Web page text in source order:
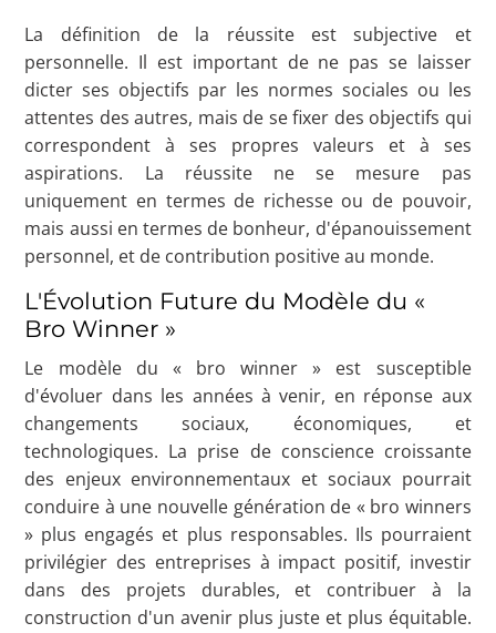
La définition de la réussite est subjective et
personnelle. Il est important de ne pas se laisser
dicter ses objectifs par les normes sociales ou les
attentes des autres, mais de se fixer des objectifs qui
correspondent à ses propres valeurs et à ses
aspirations. La réussite ne se mesure pas
uniquement en termes de richesse ou de pouvoir,
mais aussi en termes de bonheur, d'épanouissement
personnel, et de contribution positive au monde.
L'Évolution Future du Modèle du «
Bro Winner »
Le modèle du « bro winner » est susceptible
d'évoluer dans les années à venir, en réponse aux
changements sociaux, économiques, et
technologiques. La prise de conscience croissante
des enjeux environnementaux et sociaux pourrait
conduire à une nouvelle génération de « bro winners
» plus engagés et plus responsables. Ils pourraient
privilégier des entreprises à impact positif, investir
dans des projets durables, et contribuer à la
construction d'un avenir plus juste et plus équitable.